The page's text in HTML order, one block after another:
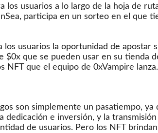
los usuarios a lo largo de la hoja de
participa en un sorteo en el que
los usuarios la oportunidad de apostar
$0x que se pueden usar en su tienda
NFT que el equipo de 0xVampire lanza.
son simplemente un pasatiempo, ya
dedicación e inversión, y la
de usuarios. Pero los NFT